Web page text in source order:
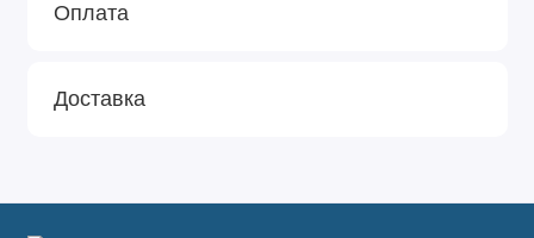
Оплата
Доставка